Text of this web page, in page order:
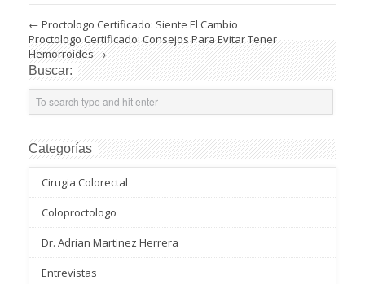
← Proctologo Certificado: Siente El Cambio
Proctologo Certificado: Consejos Para Evitar Tener
Hemorroides→
Buscar:
Categorías
Cirugia Colorectal
Coloproctologo
Dr. Adrian Martinez Herrera
Entrevistas